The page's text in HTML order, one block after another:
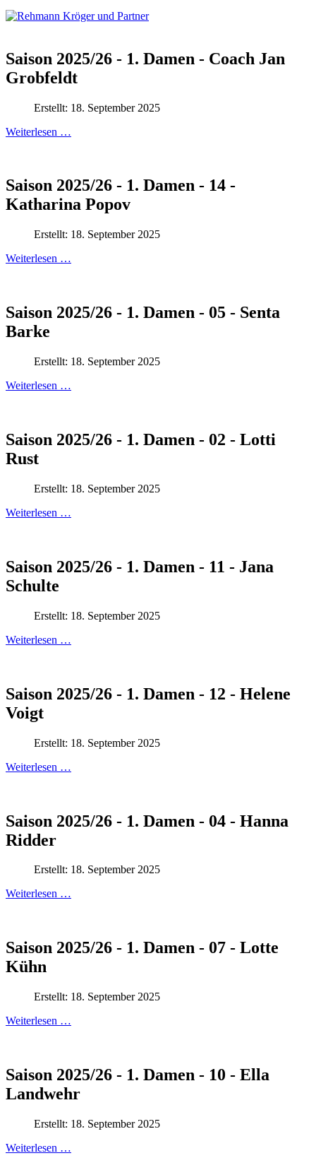
Saison 2025/26 - 1. Damen - Coach Jan
Grobfeldt
Erstellt: 18. September 2025
Weiterlesen …
Saison 2025/26 - 1. Damen - 14 -
Katharina Popov
Erstellt: 18. September 2025
Weiterlesen …
Saison 2025/26 - 1. Damen - 05 - Senta
Barke
Erstellt: 18. September 2025
Weiterlesen …
Saison 2025/26 - 1. Damen - 02 - Lotti
Rust
Erstellt: 18. September 2025
Weiterlesen …
Saison 2025/26 - 1. Damen - 11 - Jana
Schulte
Erstellt: 18. September 2025
Weiterlesen …
Saison 2025/26 - 1. Damen - 12 - Helene
Voigt
Erstellt: 18. September 2025
Weiterlesen …
Saison 2025/26 - 1. Damen - 04 - Hanna
Ridder
Erstellt: 18. September 2025
Weiterlesen …
Saison 2025/26 - 1. Damen - 07 - Lotte
Kühn
Erstellt: 18. September 2025
Weiterlesen …
Saison 2025/26 - 1. Damen - 10 - Ella
Landwehr
Erstellt: 18. September 2025
Weiterlesen …